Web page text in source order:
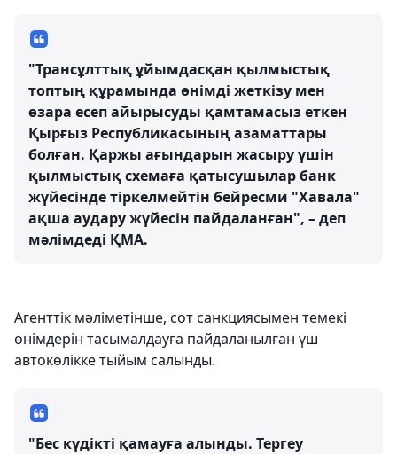
"Трансұлттық ұйымдасқан қылмыстық
топтың құрамында өнімді жеткізу мен
өзара есеп айырысуды қамтамасыз еткен
Қырғыз Республикасының азаматтары
болған. Қаржы ағындарын жасыру үшін
қылмыстық схемаға қатысушылар банк
жүйесінде тіркелмейтін бейресми "Хавала"
ақша аудару жүйесін пайдаланған", – деп
мәлімдеді ҚМА.
Агенттік мәліметінше, сот санкциясымен темекі
өнімдерін тасымалдауға пайдаланылған үш
автокөлікке тыйым салынды.
"Бес күдікті қамауға алынды. Тергеу